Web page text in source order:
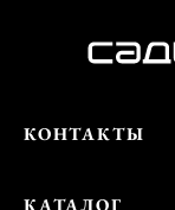
КОНТАКТЫ
КАТАЛОГ